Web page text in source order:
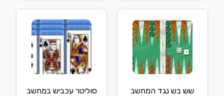
שש בש נגד המחשב סוליטר עכביש במחשב